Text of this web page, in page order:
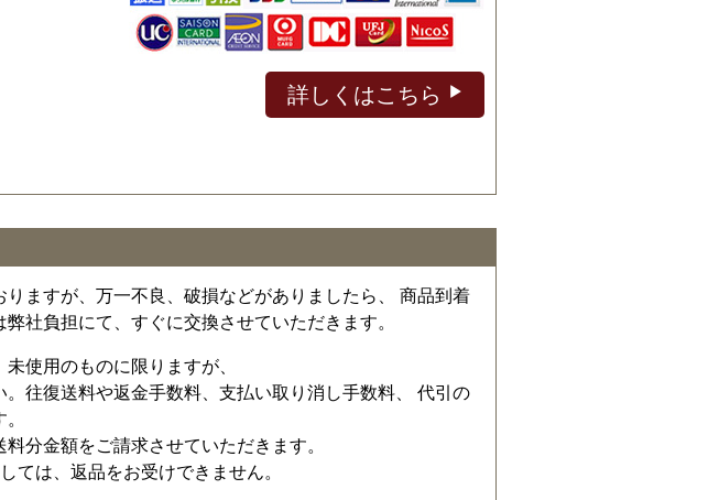
詳しくはこちら
ますが、万一不良、破損などがありましたら、 商品到着
社負担にて、すぐに交換させていただきます。
使用のものに限りますが、
往復送料や返金手数料、支払い取り消し手数料、 代引の
分金額をご請求させていただきます。
ては、返品をお受けできません。